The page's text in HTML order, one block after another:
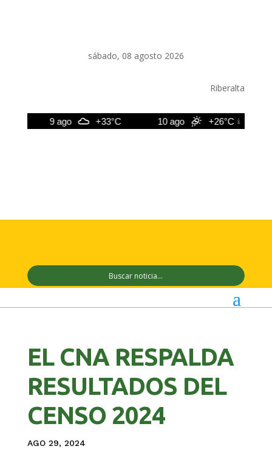
sábado, 08 agosto 2026
Riberalta
9 ago +33°C 10 ago +26°C
EL CNA RESPALDA
RESULTADOS DEL
CENSO 2024
AGO 29, 2024